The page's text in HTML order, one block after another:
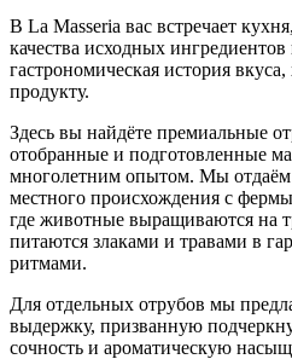
В La Masseria вас встречает
качества исходных
гастрономическая история
продукту.
Здесь вы найдёте премиальные
отобранные и подготовленные
многолетним опытом. Мы отдаём
местного происхождения с
где животные выращиваются на
питаются злаками и травами в
ритмами.
Для отдельных отрубов мы
выдержку, призванную
сочность и ароматическую